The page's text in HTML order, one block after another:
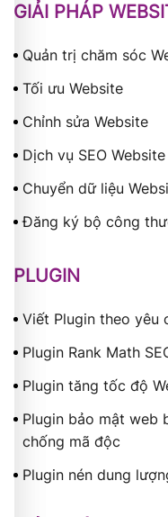
GIẢI PHÁP
Quản trị chăm sóc
Tối ưu Website
Chỉnh sửa Website
Dịch vụ SEO Website
Chuyển dữ liệu
Đăng ký bộ công
PLUGIN
Viết Plugin theo yêu
Plugin Rank Math
Plugin tăng tốc độ
Plugin bảo mật web
chống mã độc
Plugin nén dung